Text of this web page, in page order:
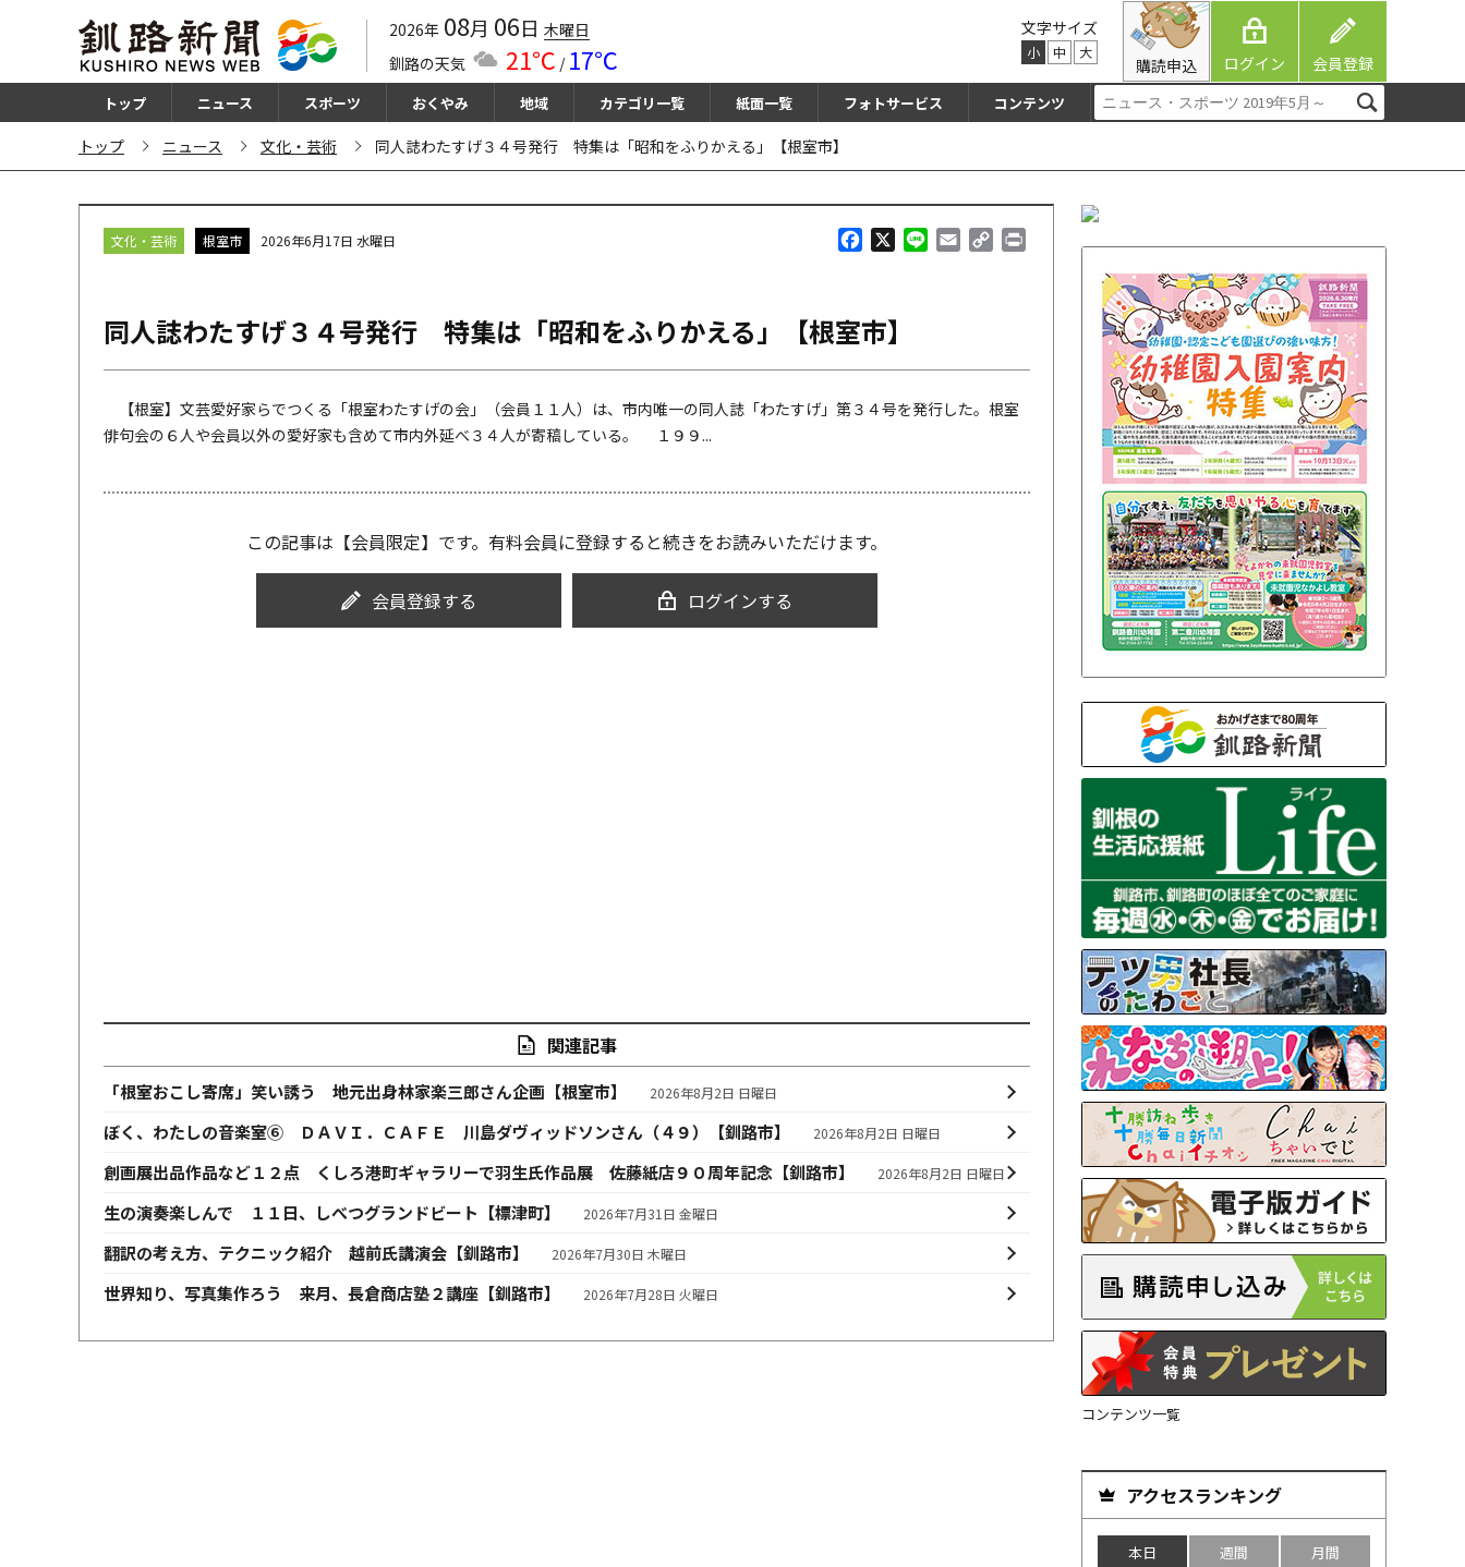
2026年 08月 06日 木曜日
釧路の天気
21℃ / 17℃
文字サイズ
小 中 大
購読申込 ログイン 会員登録
トップ ニュース スポーツ おくやみ 地域 カテゴリ一覧 紙面一覧 フォトサービス コンテンツ
トップ ニュース 文化・芸術 同人誌わたすげ３４号発行 特集は「昭和をふりかえる」【根室市】
b
k
k
文化・芸術 根室市 2026年6月17日 水曜日
同人誌わたすげ３４号発行 特集は「昭和をふりかえる」【根室市】
【根室】文芸愛好家らでつくる「根室わたすげの会」（会員１１人）は、市内唯一の同人誌「わたすげ」第３４号を発行した。根室
俳句会の６人や会員以外の愛好家も含めて市内外延べ３４人が寄稿している。 １９９...
この記事は【会員限定】です。有料会員に登録すると続きをお読みいただけます。
会員登録する ログインする
関連記事
「根室おこし寄席」笑い誘う 地元出身林家楽三郎さん企画【根室市】 2026年8月2日 日曜日
ぼく、わたしの音楽室⑥ ＤＡＶＩ．ＣＡＦＥ 川島ダヴィッドソンさん（４９）【釧路市】 2026年8月2日 日曜日
創画展出品作品など１２点 くしろ港町ギャラリーで羽生氏作品展 佐藤紙店９０周年記念【釧路市】 2026年8月2日 日曜日
生の演奏楽しんで １１日、しべつグランドビート【標津町】 2026年7月31日 金曜日
翻訳の考え方、テクニック紹介 越前氏講演会【釧路市】 2026年7月30日 木曜日
世界知り、写真集作ろう 来月、長倉商店塾２講座【釧路市】 2026年7月28日 火曜日
コンテンツ一覧
アクセスランキング
本日 週間 月間